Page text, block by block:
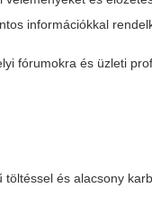
információkkal
fórumokra és üzleti
és alacsony